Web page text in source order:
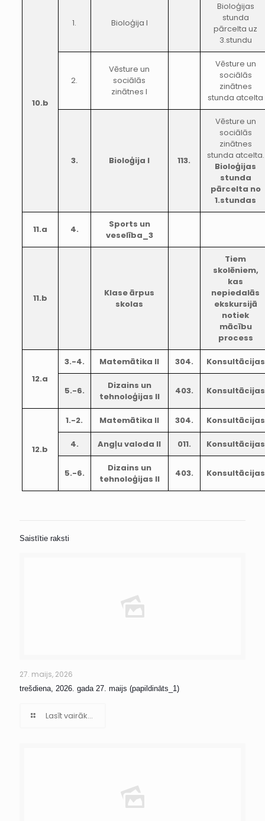
10.b
1. Bioloģija I
Bioloģijas
stunda
pārcelta uz
3.stundu
2.
Vēsture un
sociālās
zinātnes I
Vēsture un
sociālās
zinātnes
stunda atcelta
3. Bioloģija I 113.
Vēsture un
sociālās
zinātnes
stunda atcelta.
Bioloģijas
stunda
pārcelta no
1.stundas
11.a 4.
Sports un
veselība_3
11.b
Klase ārpus
skolas
Tiem
skolēniem,
kas
nepiedalās
ekskursijā
notiek
mācību
process
12.a
3.-4. Matemātika II 304. Konsultācijas
5.-6.
Dizains un
tehnoloģijas II
403. Konsultācijas
12.b
1.-2. Matemātika II 304. Konsultācijas
4. Angļu valoda II 011. Konsultācijas
5.-6.
Dizains un
tehnoloģijas II
403. Konsultācijas
Saistītie raksti
27. maijs, 2026
trešdiena, 2026. gada 27. maijs (papildināts_1)
Lasīt vairāk...